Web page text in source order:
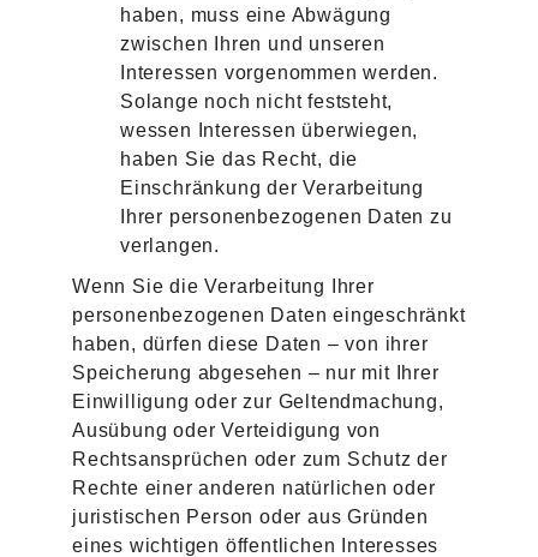
haben, muss eine Abwägung
zwischen Ihren und unseren
Interessen vorgenommen werden.
Solange noch nicht feststeht,
wessen Interessen überwiegen,
haben Sie das Recht, die
Einschränkung der Verarbeitung
Ihrer personenbezogenen Daten zu
verlangen.
Wenn Sie die Verarbeitung Ihrer
personenbezogenen Daten eingeschränkt
haben, dürfen diese Daten – von ihrer
Speicherung abgesehen – nur mit Ihrer
Einwilligung oder zur Geltendmachung,
Ausübung oder Verteidigung von
Rechtsansprüchen oder zum Schutz der
Rechte einer anderen natürlichen oder
juristischen Person oder aus Gründen
eines wichtigen öffentlichen Interesses